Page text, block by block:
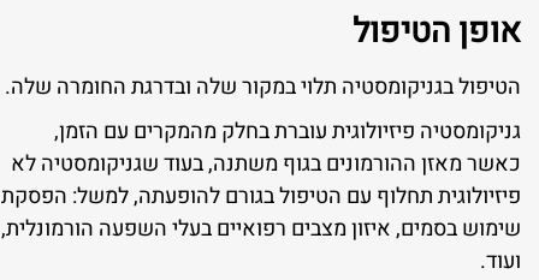
אופן הטיפול
הטיפול בגניקומסטיה תלוי במקור שלה ובדרגת החומרה שלה.
גניקומסטיה פיזיולוגית עוברת בחלק מהמקרים עם הזמן,
כאשר מאזן ההורמונים בגוף משתנה, בעוד שגניקומסטיה לא
פיזיולוגית תחלוף עם הטיפול בגורם להופעתה, למשל: הפסקת
שימוש בסמים, איזון מצבים רפואיים בעלי השפעה הורמונלית,
ועוד.